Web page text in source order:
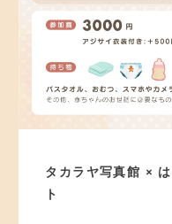
タカラヤ写真館 ×
ト